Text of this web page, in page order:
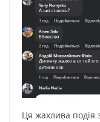
Ця жахлива подія